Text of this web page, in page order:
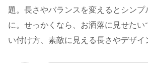
題。長さやバランスを変えるとシンプ
に。せっかくなら、お洒落に見せたい
い付け方、素敵に見える長さやデザイ